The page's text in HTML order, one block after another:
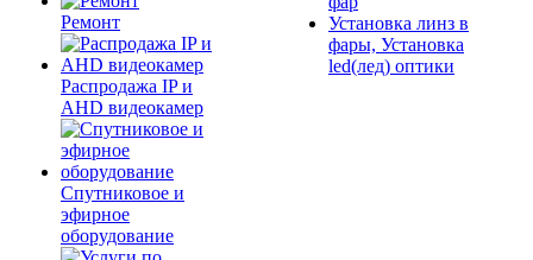
Ремонт
Распродажа IP и
AHD видеокамер
Спутниковое и
эфирное
оборудование
Установка линз в
фары, Установка
led(лед) оптики